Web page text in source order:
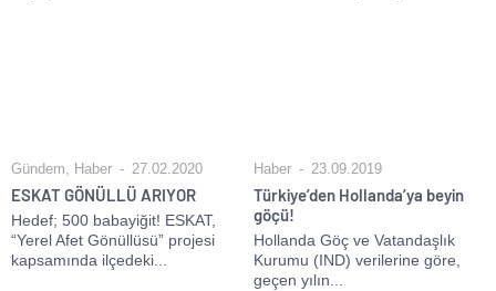
Gündem, Haber 27.02.2020
ESKAT GÖNÜLLÜ ARIYOR
Hedef; 500 babayiğit! ESKAT,
“Yerel Afet Gönüllüsü” projesi
kapsamında ilçedeki...
Haber 23.09.2019
Türkiye’den Hollanda’ya beyin
göçü!
Hollanda Göç ve Vatandaşlık
Kurumu (IND) verilerine göre,
geçen yılın...